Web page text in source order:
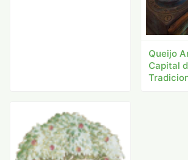
Queijo
Capital